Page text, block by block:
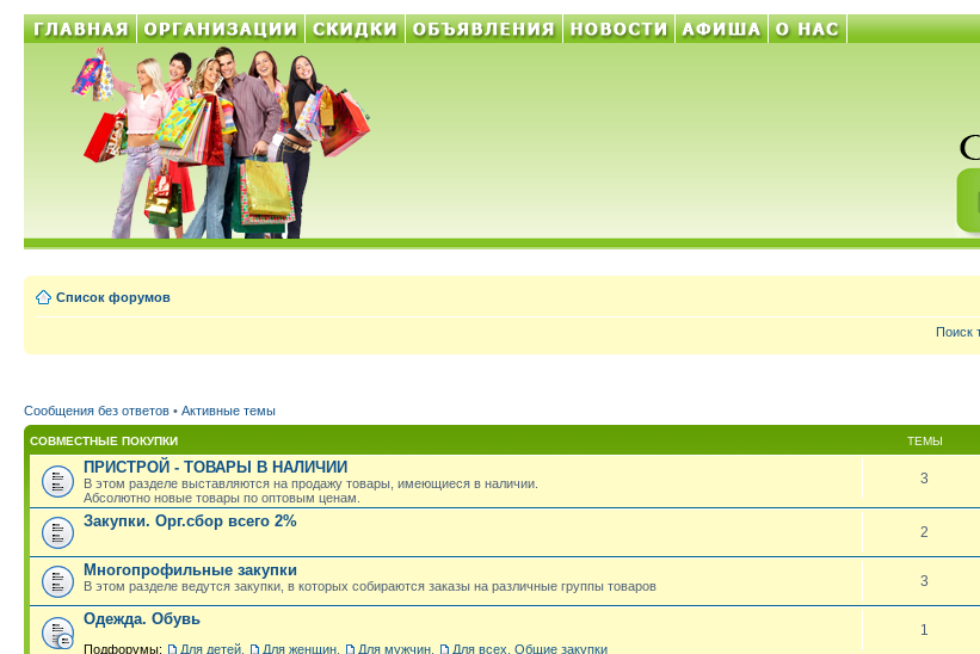
Список форумов
Поиск
Сообщения без ответов • Активные темы
СОВМЕСТНЫЕ ПОКУПКИ ТЕМЫ
ПРИСТРОЙ - ТОВАРЫ В НАЛИЧИИ
В этом разделе выставляются на продажу товары, имеющиеся в наличии.
Абсолютно новые товары по оптовым ценам.
3
Закупки. Орг.сбор всего 2%
2
Многопрофильные закупки
В этом разделе ведутся закупки, в которых собираются заказы на различные группы товаров 3
Одежда. Обувь
Подфорумы: Для детей Для женщин Для мужчин Для всех. Общие закупки
1